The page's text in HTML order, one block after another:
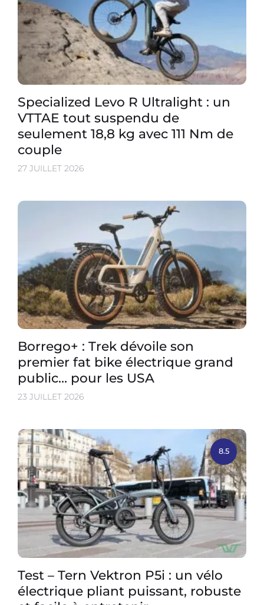
Specialized Levo R Ultralight : un
VTTAE tout suspendu de
seulement 18,8 kg avec 111 Nm de
couple
27 JUILLET 2026
Borrego+ : Trek dévoile son
premier fat bike électrique grand
public… pour les USA
23 JUILLET 2026
8.5
Test – Tern Vektron P5i : un vélo
électrique pliant puissant, robuste